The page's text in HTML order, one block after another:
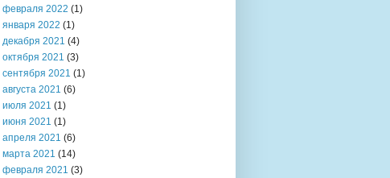
февраля 2022 (1)
января 2022 (1)
декабря 2021 (4)
октября 2021 (3)
сентября 2021 (1)
августа 2021 (6)
июля 2021 (1)
июня 2021 (1)
апреля 2021 (6)
марта 2021 (14)
февраля 2021 (3)